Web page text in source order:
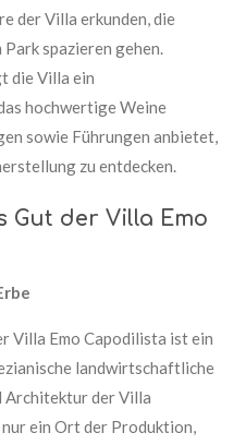
der Villa erkunden, die
Park spazieren gehen.
die Villa ein
hochwertige Weine
sowie Führungen anbietet,
zu entdecken.
Gut der Villa Emo
Villa Emo Capodilista ist ein
landwirtschaftliche
Architektur der Villa
ein Ort der Produktion,